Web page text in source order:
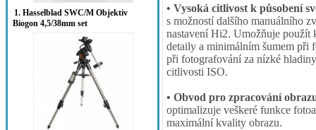
1. Hasselblad SWC/M Objektiv
Biogon 4,5/38mm set
• Vysoká citlivost k působení
s možností dalšího manuálního
nastavení Hi2. Umožňuje použít
detaily a minimálním šumem při
při fotografování za nízké
citlivosti ISO.
• Obvod pro zpracování
optimalizuje veškeré funkce
maximální kvality obrazu.